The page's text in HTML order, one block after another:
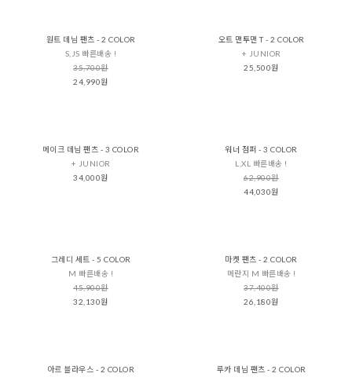
원트 데님 팬츠 - 2 COLOR
S,JS 빠른배송 !
35,700원
24,990원
오트 맨투맨 T - 2 COLOR
+ JUNIOR
25,500원
메이크 데님 팬츠 - 3 COLOR
+ JUNIOR
34,000원
워너 점퍼 - 3 COLOR
L,XL 빠른배송 !
62,900원
44,030원
그레디 세트 - 5 COLOR
M 빠른배송 !
45,900원
32,130원
마켓 팬츠 - 2 COLOR
메란지 M 빠른배송 !
37,400원
26,180원
아르 블라우스 - 2 COLOR
루카 데님 팬츠 - 2 COLOR